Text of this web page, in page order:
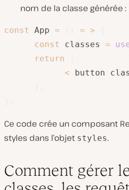
nom de la classe générée :
const App = = >
const
classes =
return
< button
Ce code crée un composant
styles dans l’objet styles.
Comment gérer